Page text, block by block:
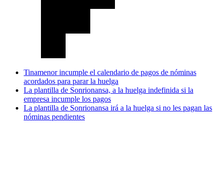
Tinamenor incumple el calendario de pagos de nóminas
acordados para parar la huelga
La plantilla de Sonrionansa, a la huelga indefinida si la
empresa incumple los pagos
La plantilla de Sonrionansa irá a la huelga si no les pagan las
nóminas pendientes